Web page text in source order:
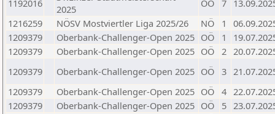
1192016
2025
OÖ 7
1216259
NÖSV Mostviertler Liga 2025/26 NÖ 1
1209379
Oberbank-Challenger-Open 2025 OÖ 1
1209379
Oberbank-Challenger-Open 2025 OÖ 2
1209379
Oberbank-Challenger-Open 2025 OÖ 3
1209379
Oberbank-Challenger-Open 2025 OÖ 4
1209379
Oberbank-Challenger-Open 2025 OÖ 5